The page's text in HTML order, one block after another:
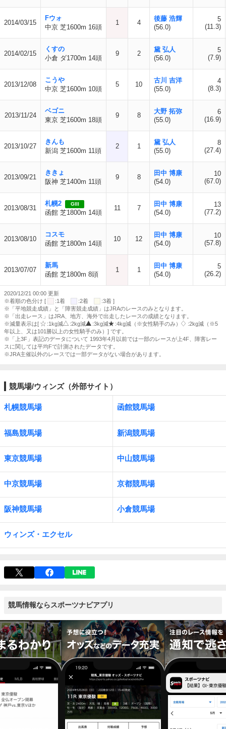
2014/03/15
Fウォ
中京 芝1600m 16頭
1 4
後藤 浩輝
(56.0)
5
(11.3)
2014/02/15
くすの
小倉 ダ1700m 14頭
9 2
黛 弘人
(56.0)
5
(7.9)
2013/12/08
こうや
中京 芝1600m 10頭
5 10
古川 吉洋
(55.0)
4
(8.3)
2013/11/24
ベゴニ
東京 芝1600m 18頭
9 8
大野 拓弥
(55.0)
6
(16.9)
2013/10/27
きんも
新潟 芝1600m 11頭
2 1
黛 弘人
(55.0)
8
(27.4)
2013/09/21
ききょ
阪神 芝1400m 11頭
9 8
田中 博康
(54.0)
10
(67.0)
2013/08/31
札幌2 GIII
函館 芝1800m 14頭
11 7
田中 博康
(54.0)
13
(77.2)
2013/08/10
コスモ
函館 芝1800m 14頭
10 12
田中 博康
(54.0)
10
(57.8)
2013/07/07
新馬
函館 芝1800m 8頭
1 1
田中 博康
(54.0)
5
(26.2)
2020/12/21 00:00 更新
※着順の色分け [
:1着 :2着
:3着 ]
※「平地競走成績」と「障害競走成績」はJRAのレースのみとなります。
※「出走レース」はJRA、地方、海外で出走したレースの成績となります。
※減量表示は[
:1kg減 :2kg減 :3kg減 :4kg減（※女性騎手のみ）
:2kg減（※5
年以上、又は101勝以上の女性騎手のみ）] です。
※「上3F」表記のデータについて 1993年4月以前では一部のレースが上4F、障害レー
スに関しては平均Fで計測されたデータです。
※JRA主催以外のレースでは一部データがない場合があります。
競馬場/ウィンズ（外部サイト）
札幌競馬場 函館競馬場
福島競馬場 新潟競馬場
東京競馬場 中山競馬場
中京競馬場 京都競馬場
阪神競馬場 小倉競馬場
ウィンズ・エクセル
競馬情報ならスポーツナビアプリ